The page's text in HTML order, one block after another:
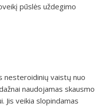
pūslės uždegimo
nesteroidinių vaistų nuo
naudojamas skausmo
Jis veikia slopindamas